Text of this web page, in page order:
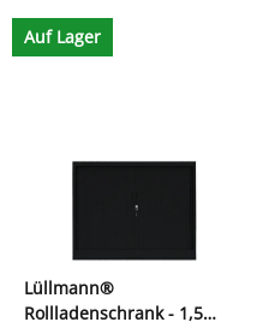
Auf Lager
Lüllmann®
Rollladenschrank - 1,5